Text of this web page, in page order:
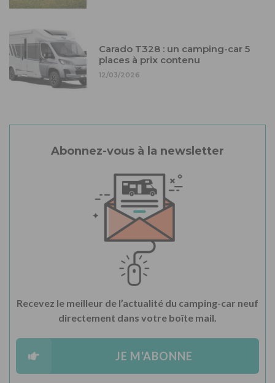
Carado T328 : un camping-car 5
places à prix contenu
12/03/2026
Abonnez-vous à la newsletter
Recevez le meilleur de l’actualité du camping-car neuf
directement dans votre boîte mail.
JE M'ABONNE